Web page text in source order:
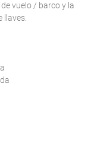
vuelo / barco y la
llaves.